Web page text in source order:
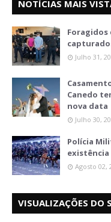
NOTÍCIAS MAIS
Foragidos
Julho 31,
Canedo
nova data
Julho 30,
Polícia
existência
Agosto 02,
VISUALIZAÇÕES DO